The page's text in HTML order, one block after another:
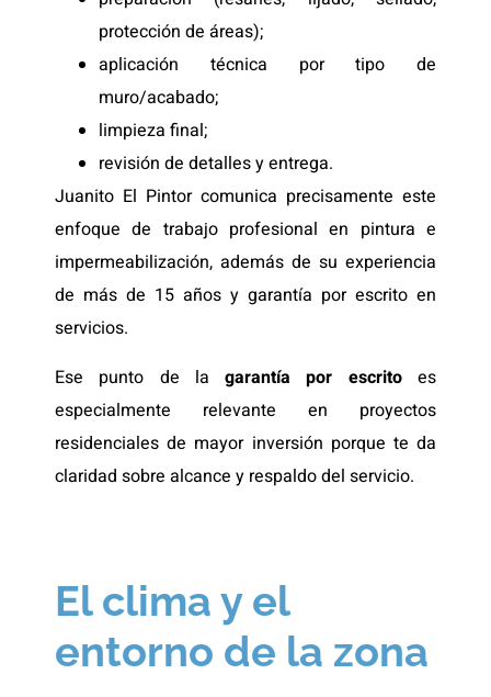
protección de áreas);
aplicación técnica por tipo de
muro/acabado;
limpieza final;
revisión de detalles y entrega.
Juanito El Pintor comunica precisamente este
enfoque de trabajo profesional en pintura e
impermeabilización, además de su experiencia
de más de 15 años y garantía por escrito en
servicios.
Ese punto de lagarantía por escritoes
especialmente relevante en proyectos
residenciales de mayor inversión porque te da
claridad sobre alcance y respaldo del servicio.
El clima y el
entorno de la zona